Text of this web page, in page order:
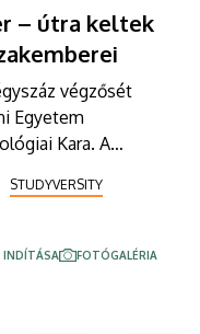
– útra keltek
végzősét
Egyetem
Kara. A
szakfordítók
STUDYVERSITY
INDÍTÁSA FOTÓGALÉRIA